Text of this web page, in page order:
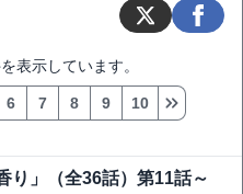
表示しています。
6 7 8 9 10
り」（全36話）第11話～